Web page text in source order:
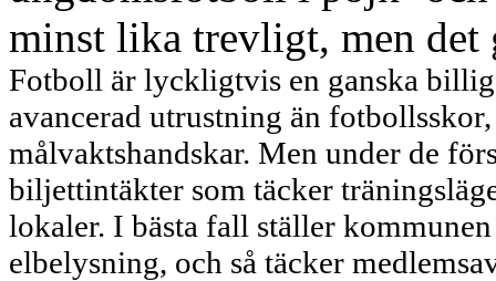
minst lika trevligt, men det
Fotboll är lyckligtvis en ganska
avancerad utrustning än
målvaktshandskar. Men under de
biljettintäkter som täcker
lokaler. I bästa fall ställer
elbelysning, och så täcker